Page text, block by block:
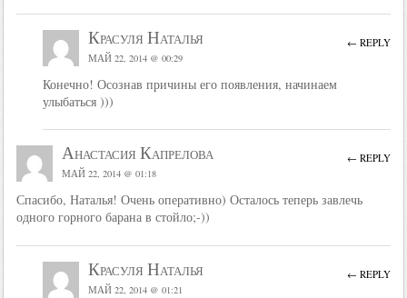
Красуля Наталья
МАЙ 22, 2014 @ 00:29
Конечно! Осознав причины его появления, начинаем
улыбаться )))
← REPLY
Анастасия Капрелова
МАЙ 22, 2014 @ 01:18
Спасибо, Наталья! Очень оперативно) Осталось теперь завлечь
одного горного барана в стойло;-))
← REPLY
Красуля Наталья
МАЙ 22, 2014 @ 01:21
← REPLY